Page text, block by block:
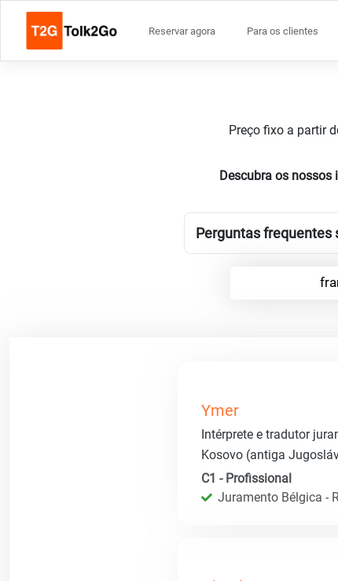
Reservar agora Para os clientes
Preço fixo a partir
Descubra os nossos
Perguntas frequentes
Ymer
Intérprete e tradutor
Kosovo (antiga
C1 - Profissional
Juramento Bélgica -